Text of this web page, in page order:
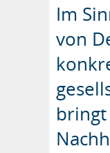
Im
von
bringt